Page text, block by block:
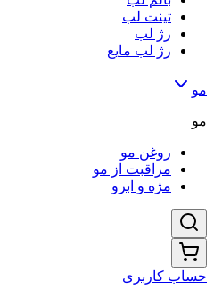
تینت لب
رژ لب
رژ لب مایع
مو
مو
روغن مو
مراقبت از مو
مژه و ابرو
حساب کاربری